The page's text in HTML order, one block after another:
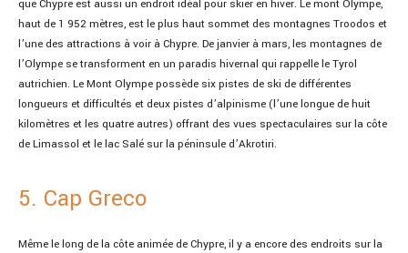
que Chypre est aussi un endroit idéal pour skier en hiver. Le mont Olympe,
haut de 1 952 mètres, est le plus haut sommet des montagnes Troodos et
l’une des attractions à voir à Chypre. De janvier à mars, les montagnes de
l’Olympe se transforment en un paradis hivernal qui rappelle le Tyrol
autrichien. Le Mont Olympe possède six pistes de ski de différentes
longueurs et difficultés et deux pistes d’alpinisme (l’une longue de huit
kilomètres et les quatre autres) offrant des vues spectaculaires sur la côte
de Limassol et le lac Salé sur la péninsule d’Akrotiri.
5. Cap Greco
Même le long de la côte animée de Chypre, il y a encore des endroits sur la